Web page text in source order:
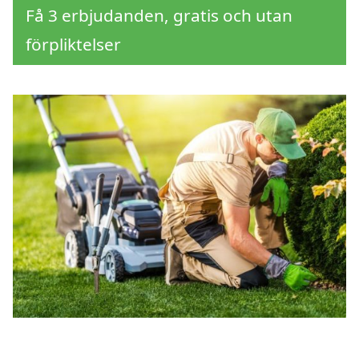
Få 3 erbjudanden, gratis och utan
förpliktelser